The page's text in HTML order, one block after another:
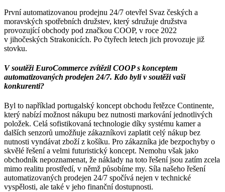
První automatizovanou prodejnu 24/7 otevřel Svaz českých a
moravských spotřebních družstev, který sdružuje družstva
provozující obchody pod značkou COOP, v roce 2022
v jihočeských Strakonicích. Po čtyřech letech jich provozuje již
stovku.
V soutěži EuroCommerce zvítězil COOP s konceptem
automatizovaných prodejen 24/7. Kdo byli v soutěži vaši
konkurenti?
Byl to například portugalský koncept obchodu řetězce Continente,
který nabízí možnost nákupu bez nutnosti markování jednotlivých
položek. Celá sofistikovaná technologie díky systému kamer a
dalších senzorů umožňuje zákazníkovi zaplatit celý nákup bez
nutnosti vyndávat zboží z košíku. Pro zákazníka jde bezpochyby o
skvělé řešení a velmi futuristický koncept. Nemohu však jako
obchodník nepoznamenat, že náklady na toto řešení jsou zatím zcela
mimo realitu prostředí, v němž působíme my. Síla našeho řešení
automatizovaných prodejen 24/7 spočívá nejen v technické
vyspělosti, ale také v jeho finanční dostupnosti.